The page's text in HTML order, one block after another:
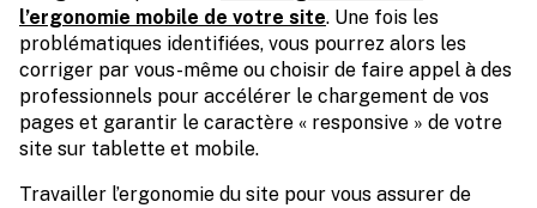
l’ergonomie mobile de votre site. Une fois les
problématiques identifiées, vous pourrez alors les
corriger par vous-même ou choisir de faire appel à des
professionnels pour accélérer le chargement de vos
pages et garantir le caractère « responsive » de votre
site sur tablette et mobile.
Travailler l’ergonomie du site pour vous assurer de